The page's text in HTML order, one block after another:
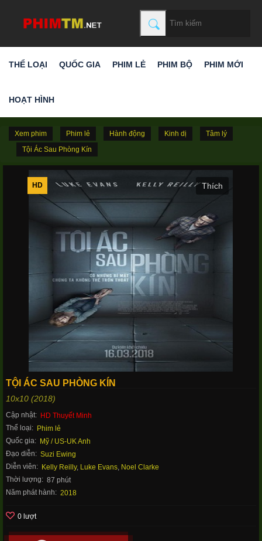
THỂ LOẠI QUỐC GIA PHIM LẺ PHIM BỘ PHIM MỚI
HOẠT HÌNH
Xem phim Phim lẻ Hành động Kinh dị
Tâm lý
Tội Ác Sau Phòng Kín
HD
TỘI ÁC SAU PHÒNG KÍN
10x10 (2018)
Cập nhật: HD Thuyết Minh
Thể loại: Phim lẻ
Quốc gia: Mỹ / US-UKAnh
Đạo diễn: Suzi Ewing
Diễn viên: Kelly Reilly, Luke Evans, Noel Clarke
Thời lượng: 87 phút
Năm phát hành: 2018
0 lượt